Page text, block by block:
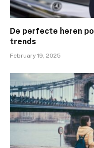
De perfecte heren
trends
February 19, 2025